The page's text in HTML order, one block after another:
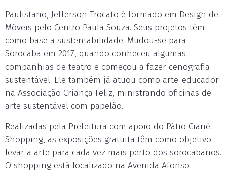
Paulistano, Jefferson Trocato é formado em Design de
Móveis pelo Centro Paula Souza. Seus projetos têm
como base a sustentabilidade. Mudou-se para
Sorocaba em 2017, quando conheceu algumas
companhias de teatro e começou a fazer cenografia
sustentável. Ele também já atuou como arte-educador
na Associação Criança Feliz, ministrando oficinas de
arte sustentável com papelão.
Realizadas pela Prefeitura com apoio do Pátio Cianê
Shopping, as exposições gratuita têm como objetivo
levar a arte para cada vez mais perto dos sorocabanos.
O shopping está localizado na Avenida Afonso